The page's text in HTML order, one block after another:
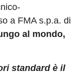
a FMA s.p.a. di
al mondo,
standard è il